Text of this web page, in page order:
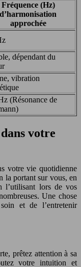
Fréquence (Hz)
d’harmonisation
approchée
dépendant du
vibration
(Résonance de
votre
votre vie quotidienne
la portant sur vous, en
l’utilisant lors de vos
Une chose
et de l’entretenir
prêtez attention à sa
votre intuition et